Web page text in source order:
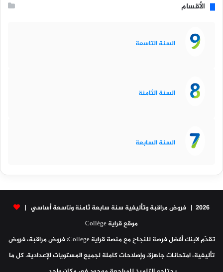
الأقسام
السنة التاسعة
السنة الثامنة
السنة السابعة
2026 | فروض مراقبة وتأليفية سنة سابعة ثامنة وتاسعة أساسي |
موقع قراية Collège
تقدّم لابنك أفضل فرصة للنجاح مع منصة قراية College: فروض مراقبة، فروض
تأليفية، امتحانات جاهزة، وإصلاحات كاملة لجميع المستويات الإعدادية. كل ما